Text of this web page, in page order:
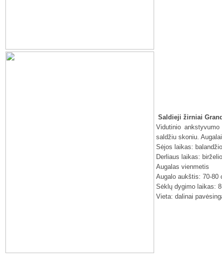
Saldieji žirniai
Vidutinio
saldžiu skoniu.
Sėjos laikas:
Derliaus laikas:
Augalas vienmetis
Augalo aukštis: 70-80
Sėklų dygimo laikas:
Vieta: dalinai